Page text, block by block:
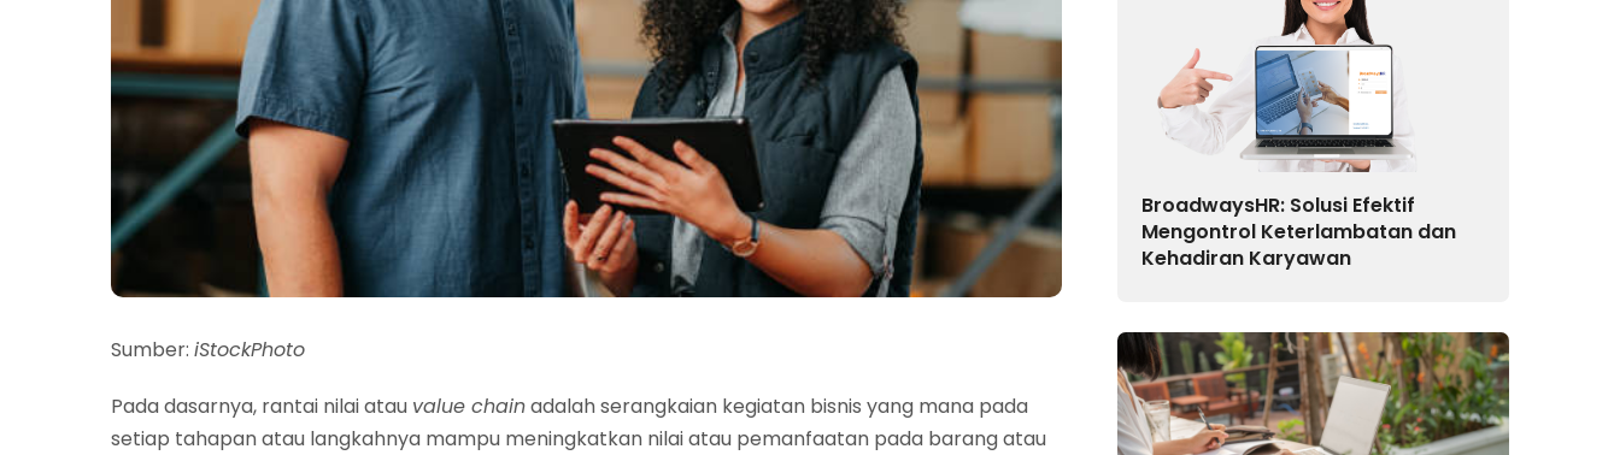
Sumber: iStockPhoto
Pada dasarnya, rantai nilai atau value chainadalah serangkaian kegiatan bisnis yang mana pada
setiap tahapan atau langkahnya mampu meningkatkan nilai atau pemanfaatan pada barang atau
BroadwaysHR: Solusi Efektif
Mengontrol Keterlambatan dan
Kehadiran Karyawan